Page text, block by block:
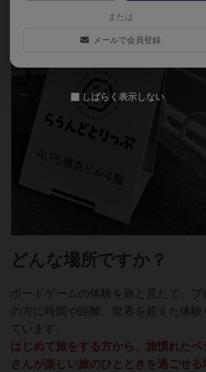
どんな場所ですか？
ボードゲームの体験を旅と見たて、プ
の方に時間や距離、世界を超えた体験
ています。
はじめて旅をする方から、旅慣れた
さんが楽しい旅のひとときを過ごせる
または
メールで会員登録
しばらく表示しない